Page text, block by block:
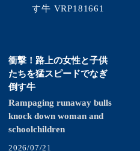
衝撃！路上の女性と子供
たちを猛スピードでなぎ
倒す牛
Rampaging runaway bulls
knock down woman and
schoolchildren
2026/07/21